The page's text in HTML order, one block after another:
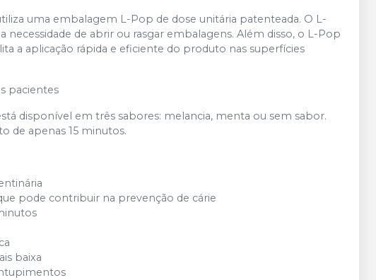
uma embalagem L-Pop de dose unitária patenteada. O L-
de abrir ou rasgar embalagens. Além disso, o L-Pop
a aplicação rápida e eficiente do produto nas superfícies
pacientes
disponível em três sabores: melancia, menta ou sem sabor.
de apenas 15 minutos.
pode contribuir na prevenção de cárie
baixa